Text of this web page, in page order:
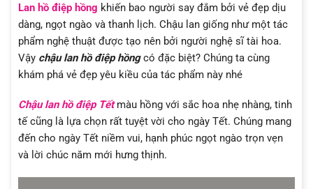
Lan hồ điệp hồng khiến bao người say đắm bởi vẻ đẹp dịu
dàng, ngọt ngào và thanh lịch. Chậu lan giống như một tác
phẩm nghệ thuật được tạo nên bởi người nghệ sĩ tài hoa.
Vậy chậu lan hồ điệp hồngcó đặc biệt? Chúng ta cùng
khám phá vẻ đẹp yêu kiều của tác phẩm này nhé
Chậu lan hồ điệp Tếtmàu hồng với sắc hoa nhẹ nhàng, tinh
tế cũng là lựa chọn rất tuyệt vời cho ngày Tết. Chúng mang
đến cho ngày Tết niềm vui, hạnh phúc ngọt ngào trọn vẹn
và lời chúc năm mới hưng thịnh.